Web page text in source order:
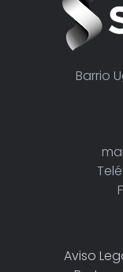
Barrio
Aviso